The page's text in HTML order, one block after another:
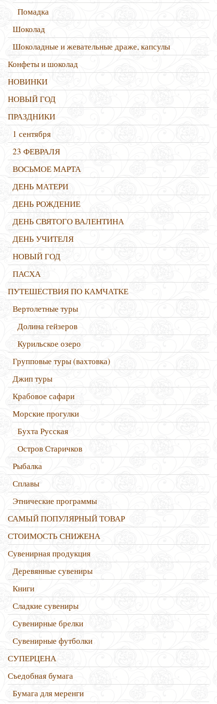
Помадка
Шоколад
Шоколадные и жевательные драже, капсулы
Конфеты и шоколад
НОВИНКИ
НОВЫЙ ГОД
ПРАЗДНИКИ
1 сентября
23 ФЕВРАЛЯ
ВОСЬМОЕ МАРТА
ДЕНЬ МАТЕРИ
ДЕНЬ РОЖДЕНИЕ
ДЕНЬ СВЯТОГО ВАЛЕНТИНА
ДЕНЬ УЧИТЕЛЯ
НОВЫЙ ГОД
ПАСХА
ПУТЕШЕСТВИЯ ПО КАМЧАТКЕ
Вертолетные туры
Долина гейзеров
Курильское озеро
Групповые туры (вахтовка)
Джип туры
Крабовое сафари
Морские прогулки
Бухта Русская
Остров Старичков
Рыбалка
Сплавы
Этнические программы
САМЫЙ ПОПУЛЯРНЫЙ ТОВАР
СТОИМОСТЬ СНИЖЕНА
Сувенирная продукция
Деревянные сувениры
Книги
Сладкие сувениры
Сувенирные брелки
Сувенирные футболки
СУПЕРЦЕНА
Съедобная бумага
Бумага для меренги